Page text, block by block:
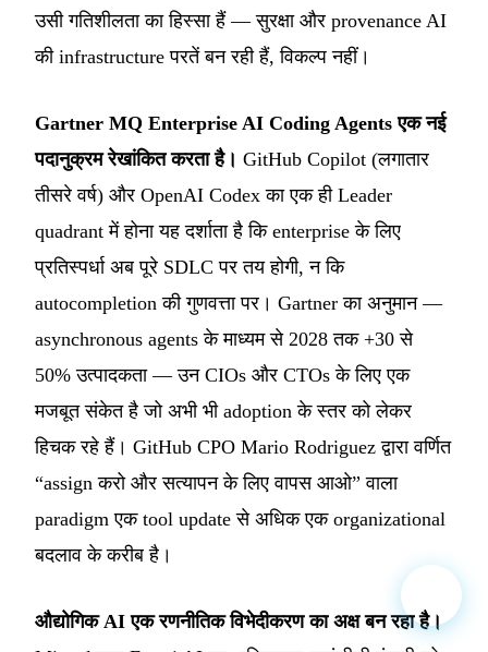
उसी गतिशीलता का हिस्सा हैं — सुरक्षा और provenance AI
की infrastructure परतें बन रही हैं, विकल्प नहीं।
Gartner MQ Enterprise AI Coding Agents एक नई
पदानुक्रम रेखांकित करता है। GitHub Copilot (लगातार
तीसरे वर्ष) और OpenAI Codex का एक ही Leader
quadrant में होना यह दर्शाता है कि enterprise के लिए
प्रतिस्पर्धा अब पूरे SDLC पर तय होगी, न कि
autocompletion की गुणवत्ता पर। Gartner का अनुमान —
asynchronous agents के माध्यम से 2028 तक +30 से
50% उत्पादकता — उन CIOs और CTOs के लिए एक
मजबूत संकेत है जो अभी भी adoption के स्तर को लेकर
हिचक रहे हैं। GitHub CPO Mario Rodriguez द्वारा वर्णित
“assign करो और सत्यापन के लिए वापस आओ” वाला
paradigm एक tool update से अधिक एक organizational
बदलाव के करीब है।
औद्योगिक AI एक रणनीतिक विभेदीकरण का अक्ष बन रहा है।